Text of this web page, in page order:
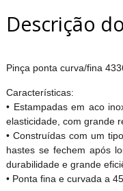
Descrição
Pinça ponta curva/fina
Características:
• Estampadas em aco
elasticidade, com grande
• Construídas com um
hastes se fechem após
durabilidade e grande
• Ponta fina e curvada a